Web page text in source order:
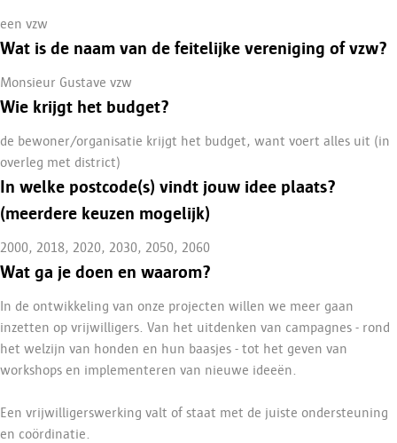
een vzw
Wat is de naam van de feitelijke vereniging of vzw?
Monsieur Gustave vzw
Wie krijgt het budget?
de bewoner/organisatie krijgt het budget, want voert alles uit (in
overleg met district)
In welke postcode(s) vindt jouw idee plaats?
(meerdere keuzen mogelijk)
2000, 2018, 2020, 2030, 2050, 2060
Wat ga je doen en waarom?
In de ontwikkeling van onze projecten willen we meer gaan
inzetten op vrijwilligers. Van het uitdenken van campagnes - rond
het welzijn van honden en hun baasjes - tot het geven van
workshops en implementeren van nieuwe ideeën.
Een vrijwilligerswerking valt of staat met de juiste ondersteuning
en coördinatie.